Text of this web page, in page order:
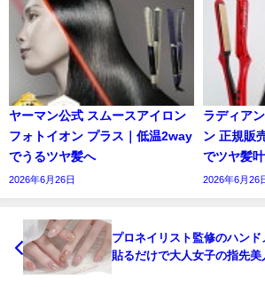
ヤーマン公式 スムースアイロン
フォトイオン プラス｜低温2way
でうるツヤ髪へ
2026年6月26日
ラディア
ン 正規販
でツヤ髪
2026年6月26
プロネイリスト監修のハンド
貼るだけで大人女子の指先美